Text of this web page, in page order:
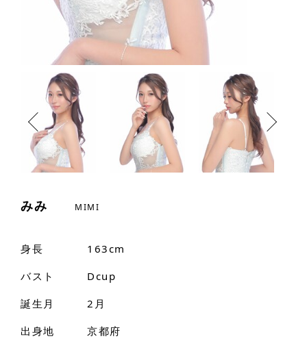
みみ MIMI
身長
163cm
バスト
Dcup
誕生月
2月
出身地
京都府